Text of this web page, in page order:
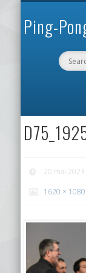
Ping-
20 mai 2023
1620 × 1080